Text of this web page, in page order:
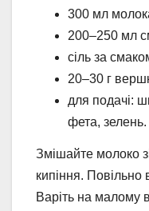
300 мл
200–250 мл
сіль за
20–30 г
для подачі:
фета, зелень.
Змішайте молоко
кипіння. Повільно
Варіть на малому